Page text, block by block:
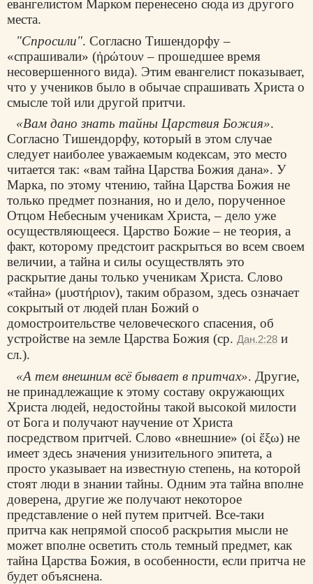
евангелистом Марком перенесено сюда из другого
места.
"Спросили". Согласно Тишендорфу –
«спрашивали» (ἠρώτουν – прошедшее время
несовершенного вида). Этим евангелист показывает,
что у учеников было в обычае спрашивать Христа о
смысле той или другой притчи.
«Вам дано знать тайны Царствия Божия».
Согласно Тишендорфу, который в этом случае
следует наиболее уважаемым кодексам, это место
читается так: «вам тайна Царства Божия дана». У
Марка, по этому чтению, тайна Царства Божия не
только предмет познания, но и дело, порученное
Отцом Небесным ученикам Христа, – дело уже
осуществляющееся. Царство Божие – не теория, а
факт, которому предстоит раскрыться во всем своем
величии, а тайна и силы осуществлять это
раскрытие даны только ученикам Христа. Слово
«тайна» (μυστήριον), таким образом, здесь означает
сокрытый от людей план Божий о
домостроительстве человеческого спасения, об
устройстве на земле Царства Божия (ср. Дан.2:28 и
сл.).
«А тем внешним всё бывает в притчах». Другие,
не принадлежащие к этому составу окружающих
Христа людей, недостойны такой высокой милости
от Бога и получают научение от Христа
посредством притчей. Слово «внешние» (οἱ ἔξω) не
имеет здесь значения унизительного эпитета, а
просто указывает на известную степень, на которой
стоят люди в знании тайны. Одним эта тайна вполне
доверена, другие же получают некоторое
представление о ней путем притчей. Все-таки
притча как непрямой способ раскрытия мысли не
может вполне осветить столь темный предмет, как
тайна Царства Божия, в особенности, если притча не
будет объяснена.